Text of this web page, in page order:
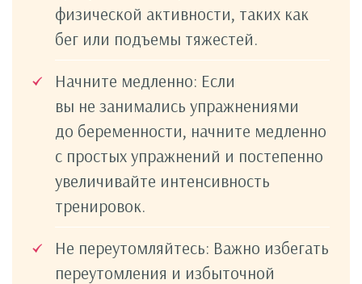
физической активности, таких как
бег или подъемы тяжестей.
Начните медленно: Если
вы не занимались упражнениями
до беременности, начните медленно
с простых упражнений и постепенно
увеличивайте интенсивность
тренировок.
Не переутомляйтесь: Важно избегать
переутомления и избыточной